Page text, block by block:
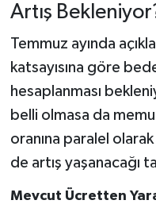
Artış
Temmuz ayında
katsayısına göre
hesaplanması
belli olmasa da
oranına paralel
de artış yaşanacağı
Mevcut Ücretten